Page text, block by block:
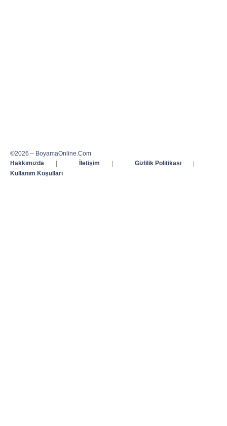
©2026 – BoyamaOnline.Com
Hakkımızda
| İletişim | Gizlilik Politikası
|
Kullanım Koşulları